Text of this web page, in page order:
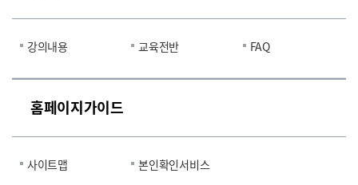
강의내용 교육전반 FAQ
홈페이지가이드
사이트맵 본인확인서비스